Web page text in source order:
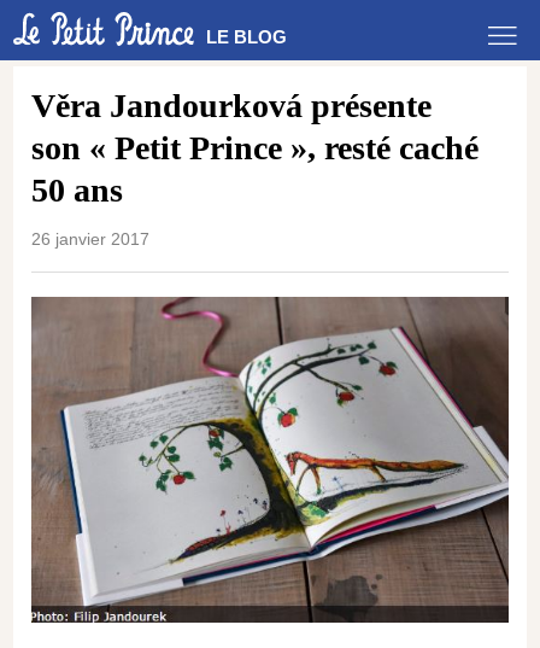
LE BLOG
Věra Jandourková présente
son « Petit Prince », resté caché
50 ans
26 janvier 2017